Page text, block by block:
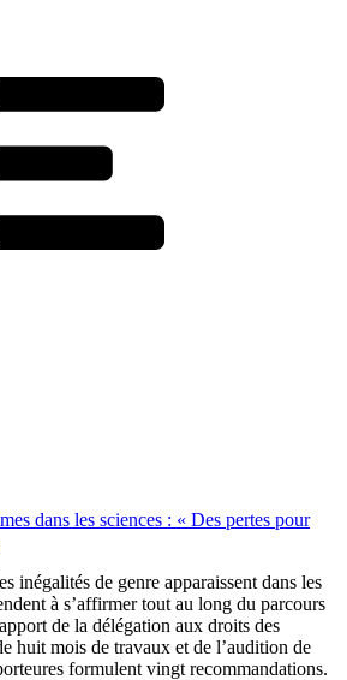
dans les sciences : « Des pertes pour
inégalités de genre apparaissent dans les
à s’affirmer tout au long du parcours
de la délégation aux droits des
huit mois de travaux et de l’audition de
formulent vingt recommandations.